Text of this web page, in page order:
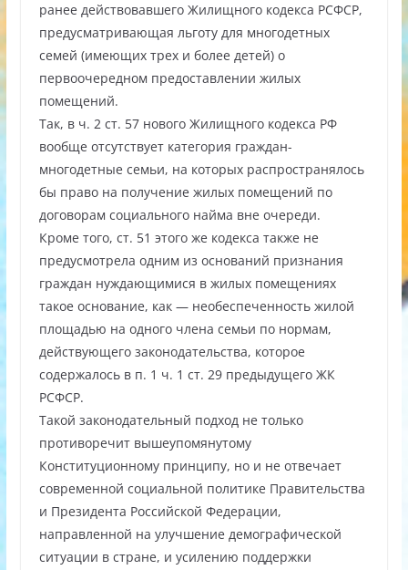
ранее действовавшего Жилищного кодекса РСФСР,
предусматривающая льготу для многодетных
семей (имеющих трех и более детей) о
первоочередном предоставлении жилых
помещений.
Так, в ч. 2 ст. 57 нового Жилищного кодекса РФ
вообще отсутствует категория граждан-
многодетные семьи, на которых распространялось
бы право на получение жилых помещений по
договорам социального найма вне очереди.
Кроме того, ст. 51 этого же кодекса также не
предусмотрела одним из оснований признания
граждан нуждающимися в жилых помещениях
такое основание, как — необеспеченность жилой
площадью на одного члена семьи по нормам,
действующего законодательства, которое
содержалось в п. 1 ч. 1 ст. 29 предыдущего ЖК
РСФСР.
Такой законодательный подход не только
противоречит вышеупомянутому
Конституционному принципу, но и не отвечает
современной социальной политике Правительства
и Президента Российской Федерации,
направленной на улучшение демографической
ситуации в стране, и усилению поддержки